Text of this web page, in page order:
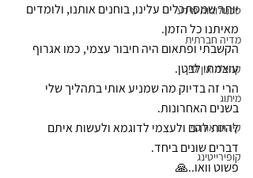
טכנולוגיות מידע
מדיה חברתית
קהילת און ליין
מיתוג
קידום אורגני
קופירייטינג
יותר שמסתכלים עלינו, בוחנים אותנו, ולומדים
מאיתנו כל הזמן.
הקשבתי ופתאום היה חיבור עצמי, כמו אגרוף
עוצמתי לבטן.
הרי זה בדיוק מה שמניע אותי בתהליך שלי
בשנים האחרונות.
להיות להם ולעצמי לדוגמא ולעשות איתם
דברים שונים ביחד.
פשוט וואו..🙏